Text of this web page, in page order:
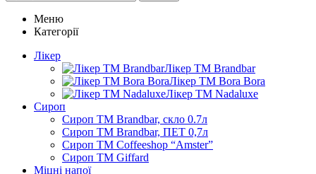
Меню
Категорії
Лікер
Лікер ТМ Brandbar
Лікер ТМ Bora Bora
Лікер ТМ Nadaluxe
Сироп
Сироп TM Brandbar, скло 0.7л
Сироп TM Brandbar, ПЕТ 0,7л
Сироп TM Coffeeshop “Amster”
Сироп TM Giffard
Міцні напої